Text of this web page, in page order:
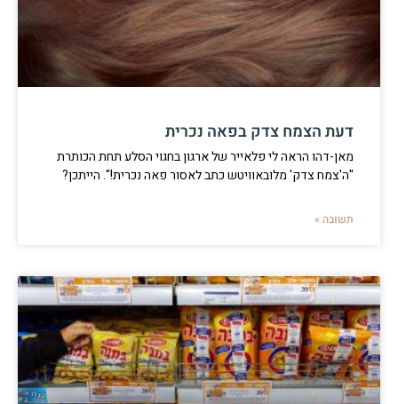
דעת הצמח צדק בפאה נכרית
מאן-דהו הראה לי פלאייר של ארגון בחגוי הסלע תחת הכותרת
"ה'צמח צדק' מלובאוויטש כתב לאסור פאה נכרית!". הייתכן?
תשובה »